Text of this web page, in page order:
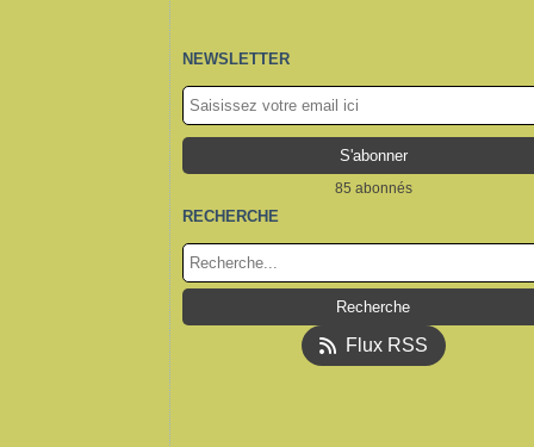
NEWSLETTER
85 abonnés
RECHERCHE
Flux RSS